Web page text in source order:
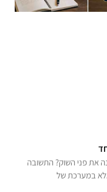
את פני השוק? התשובה
במערכת של